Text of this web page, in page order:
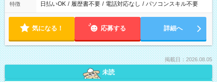
特徴 日払いOK / 履歴書不要 / 電話対応なし / パソコンスキル不要
気になる！ 応募する 詳細へ
掲載日：2026.08.05
未読